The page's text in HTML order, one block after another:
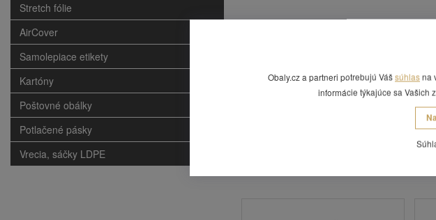
Stretch fólie
AirCover
Samolepiace etikety
Kartóny
Poštovné obálky
Potlačené pásky
Vrecia, sáčky LDPE
Hliníkové
Vhodné pre
Obaly.cz a partneri potrebujú Vášsúhlasna
informácie týkajúce sa Vašich